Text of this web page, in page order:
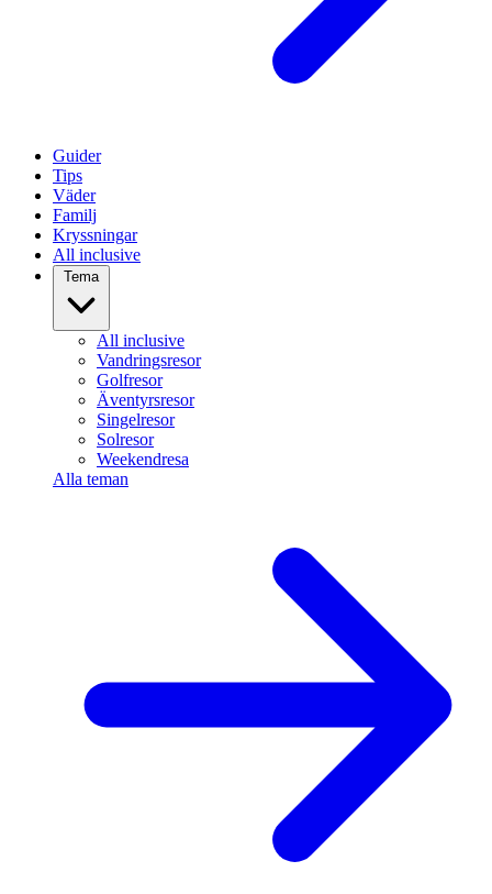
Guider
Tips
Väder
Familj
Kryssningar
All inclusive
Tema
All inclusive
Vandringsresor
Golfresor
Äventyrsresor
Singelresor
Solresor
Weekendresa
Alla teman